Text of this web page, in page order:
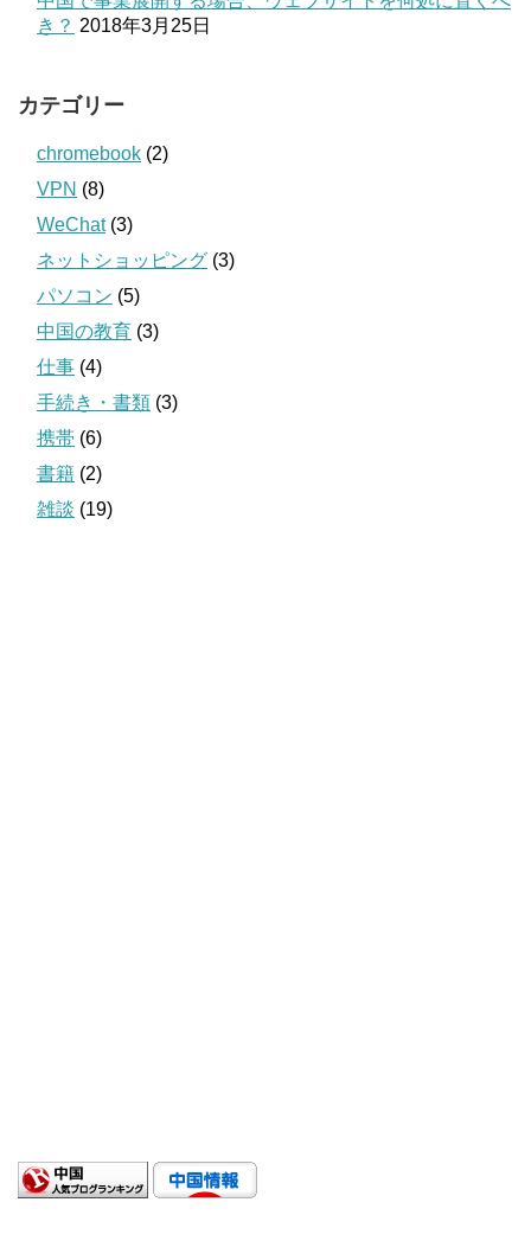
き？ 2018年3月25日
カテゴリー
chromebook (2)
VPN (8)
WeChat(3)
ネットショッピング (3)
パソコン (5)
中国の教育 (3)
仕事 (4)
手続き・書類 (3)
携帯 (6)
書籍 (2)
雑談 (19)